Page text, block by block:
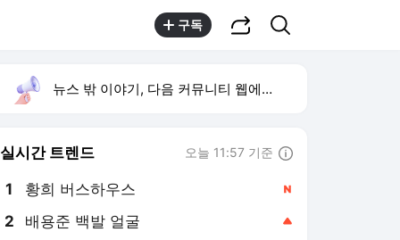
구독
뉴스 밖 이야기, 다음 커뮤니티 웹에서 보기
실시간 트렌드 오늘 11:57 기준
1 황희 버스하우스
2 배용준 백발 얼굴